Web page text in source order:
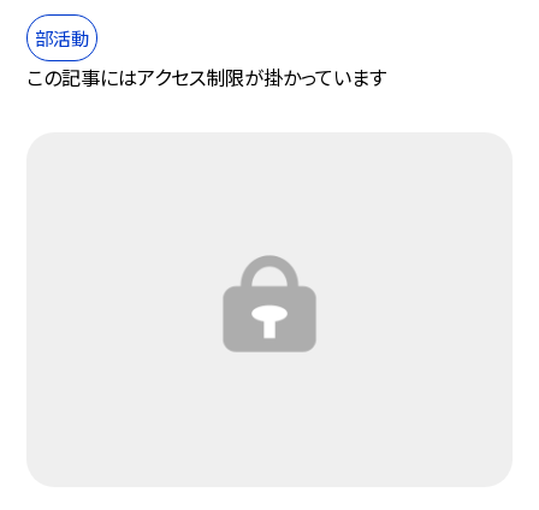
部活動
この記事にはアクセス制限が掛かっています